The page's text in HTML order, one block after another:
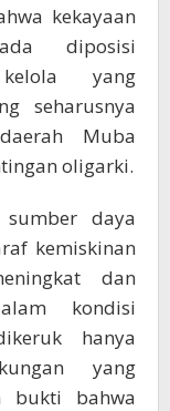
kekayaan
diposisi
yang
seharusnya
Muba
oligarki.
daya
kemiskinan
dan
kondisi
hanya
yang
bukti bahwa